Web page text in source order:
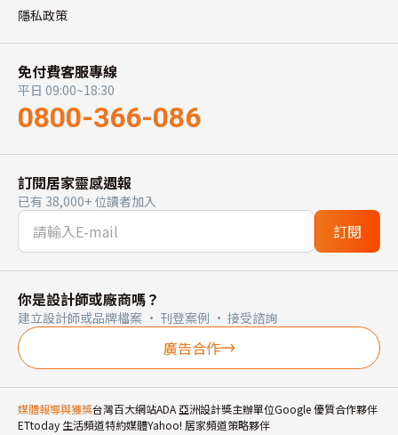
隱私政策
免付費客服專線
平日 09:00~18:30
0800-366-086
訂閱居家靈感週報
已有 38,000+ 位讀者加入
訂閱
你是設計師或廠商嗎？
建立設計師或品牌檔案 · 刊登案例 · 接受諮詢
廣告合作
媒體報導與獲獎台灣百大網站ADA 亞洲設計獎主辦單位Google 優質合作夥伴
ETtoday 生活頻道特約媒體Yahoo! 居家頻道策略夥伴